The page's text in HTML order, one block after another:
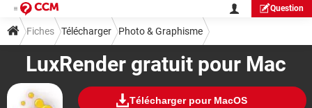
Question
LuxRender gratuit pour Mac
Télécharger pour MacOS
Fiches Télécharger Photo & Graphisme